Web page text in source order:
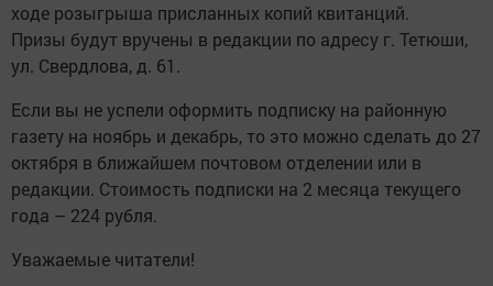
ходе розыгрыша присланных ­копий квитанций.
Призы будут вручены в редакции по адресу г. Тетюши,
ул. Свердлова, д. 61.
Если вы не успели оформить подписку на ­районную
газету на ноябрь и декабрь, то это можно сделать до 27
октября в ближайшем ­почтовом отделении или в
редакции. Стоимость подписки на 2 месяца текущего
года – 224 рубля.
Уважаемые читатели!